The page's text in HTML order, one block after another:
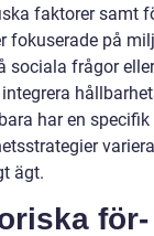
faktorer samt
fokuserade på
sociala frågor
har en
ägt.